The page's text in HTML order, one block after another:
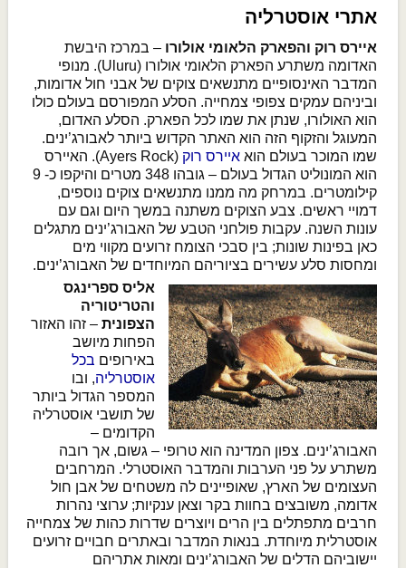
אתרי אוסטרליה
איירס רוק והפארק הלאומי אולורו – במרכז היבשת
האדומה משתרע הפארק הלאומי אולורו (Uluru). מנופי
המדבר האינסופיים מתנשאים צוקים של אבני חול אדומות,
וביניהם עמקים צפופי צמחייה. הסלע המפורסם בעולם כולו
הוא האולורו, שנתן את שמו לכל הפארק. הסלע האדום,
המעוגל והזקוף הזה הוא האתר הקדוש ביותר לאבורג’ינים.
שמו המוכר בעולם הוא איירס רוק
(Ayers Rock). האיירס
הוא המונוליט הגדול בעולם – גובהו 348 מטרים והיקפו כ- 9
קילומטרים. במרחק מה ממנו מתנשאים צוקים נוספים,
דמויי ראשים. צבע הצוקים משתנה במשך היום וגם עם
עונות השנה. עקבות פולחני הטבע של האבורג’ינים מתגלים
כאן בפינות שונות; בין סבכי הצומח זרועים מקווי מים
ומחסות סלע עשירים בציוריהם המיוחדים של האבורג’ינים.​
אליס ספרינגס
והטריטוריה
הצפונית– זהו האזור
הפחות מיושב
באירופים בכל
אוסטרליה, ובו
המספר הגדול ביותר
של תושבי אוסטרליה
הקדומים –
האבורג’ינים. צפון המדינה הוא טרופי – גשום, אך רובה
משתרע על פני הערבות והמדבר האוסטרלי. המרחבים
העצומים של הארץ, שאופיינים לה משטחים של אבן חול
אדומה, משובצים בחוות בקר וצאן ענקיות; ערוצי נהרות
חרבים מתפתלים בין הרים ויוצרים שדרות כהות של צמחייה
אוסטרלית מיוחדת. בנאות המדבר ובאתרים חבויים זרועים
יישוביהם הדלים של האבורג’ינים ומאות אתריהם